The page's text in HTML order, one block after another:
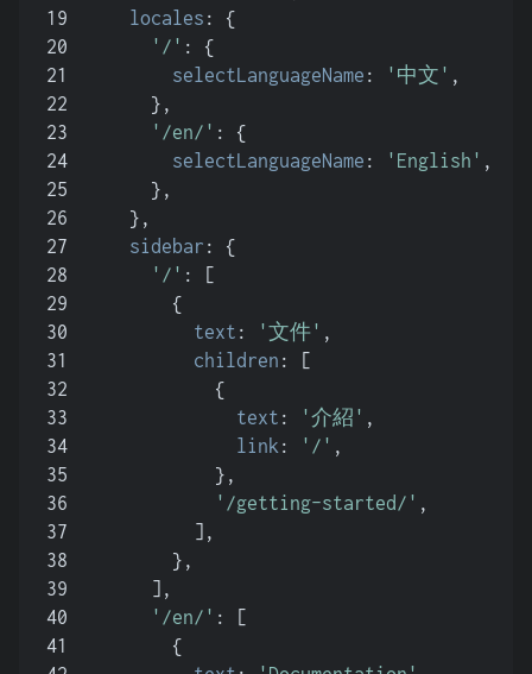
19
20
21
22
23
24
25
26
27
28
29
30
31
32
33
34
35
36
37
38
39
40
41
locales : {
'/' : {
selectLanguageName : '中文' ,
      },
'/en/' : {
selectLanguageName : 'English' ,
      },
    },
sidebar : {
'/' : [
        {
text : '文件' ,
children : [
            {
text : '介紹' ,
link : '/' ,
            },
'/getting-started/' ,
          ],
        },
      ],
'/en/' : [
        {